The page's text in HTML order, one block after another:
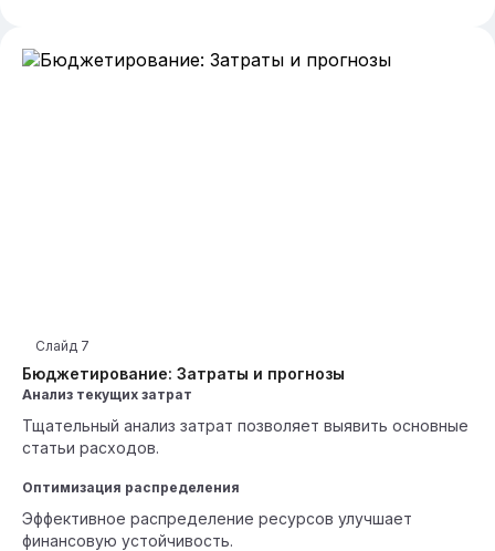
Бюджетирование: Затраты и прогнозы
Слайд 7
Анализ текущих затрат
Тщательный анализ затрат позволяет выявить основные
статьи расходов.
Оптимизация распределения
Эффективное распределение ресурсов улучшает
финансовую устойчивость.